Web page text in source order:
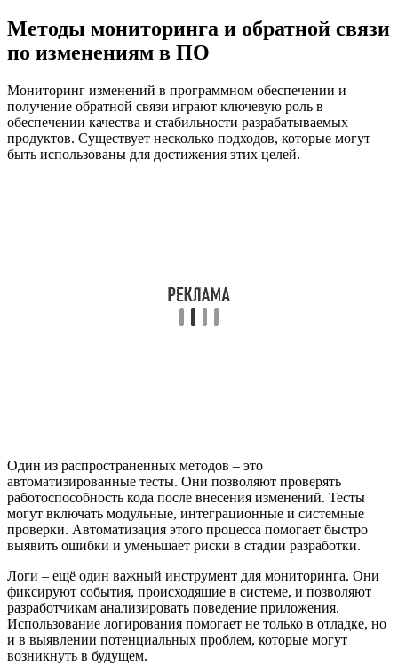
Методы мониторинга и обратной связи
по изменениям в ПО
Мониторинг изменений в программном обеспечении и
получение обратной связи играют ключевую роль в
обеспечении качества и стабильности разрабатываемых
продуктов. Существует несколько подходов, которые могут
быть использованы для достижения этих целей.
Один из распространенных методов – это
автоматизированные тесты. Они позволяют проверять
работоспособность кода после внесения изменений. Тесты
могут включать модульные, интеграционные и системные
проверки. Автоматизация этого процесса помогает быстро
выявить ошибки и уменьшает риски в стадии разработки.
Логи – ещё один важный инструмент для мониторинга. Они
фиксируют события, происходящие в системе, и позволяют
разработчикам анализировать поведение приложения.
Использование логирования помогает не только в отладке, но
и в выявлении потенциальных проблем, которые могут
возникнуть в будущем.